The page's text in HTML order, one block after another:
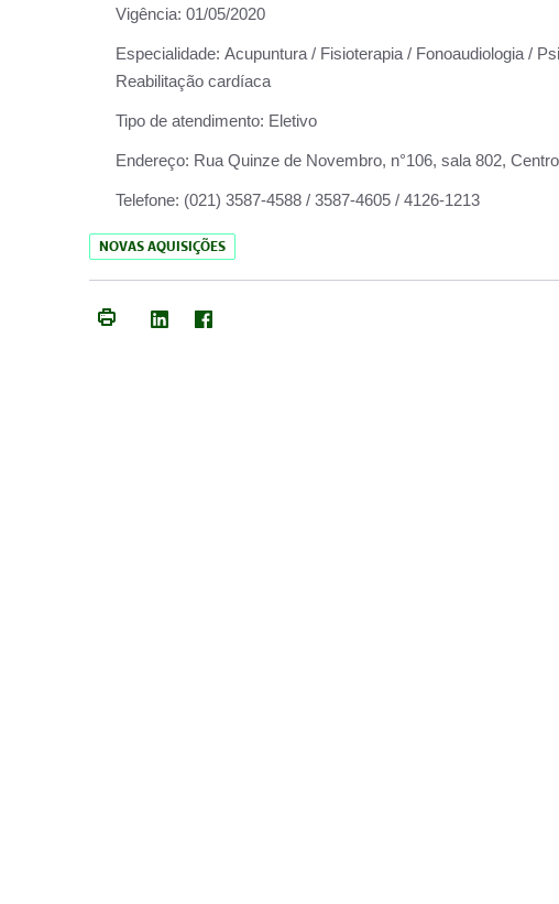
Vigência: 01/05/2020
Especialidade: Acupuntura / Fisioterapia / Fonoaudiologia /
Reabilitação cardíaca
Tipo de atendimento: Eletivo
Endereço: Rua Quinze de Novembro, n°106, sala 802,
Telefone: (021) 3587-4588 / 3587-4605 / 4126-1213
NOVAS AQUISIÇÕES